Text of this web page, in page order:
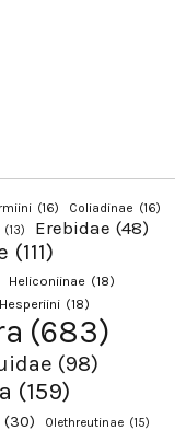
(16) Coliadinae (16)
(13) Erebidae (48)
(111)
Heliconiinae (18)
Hesperiini (18)
(683)
(98)
(159)
(30) Olethreutinae (15)